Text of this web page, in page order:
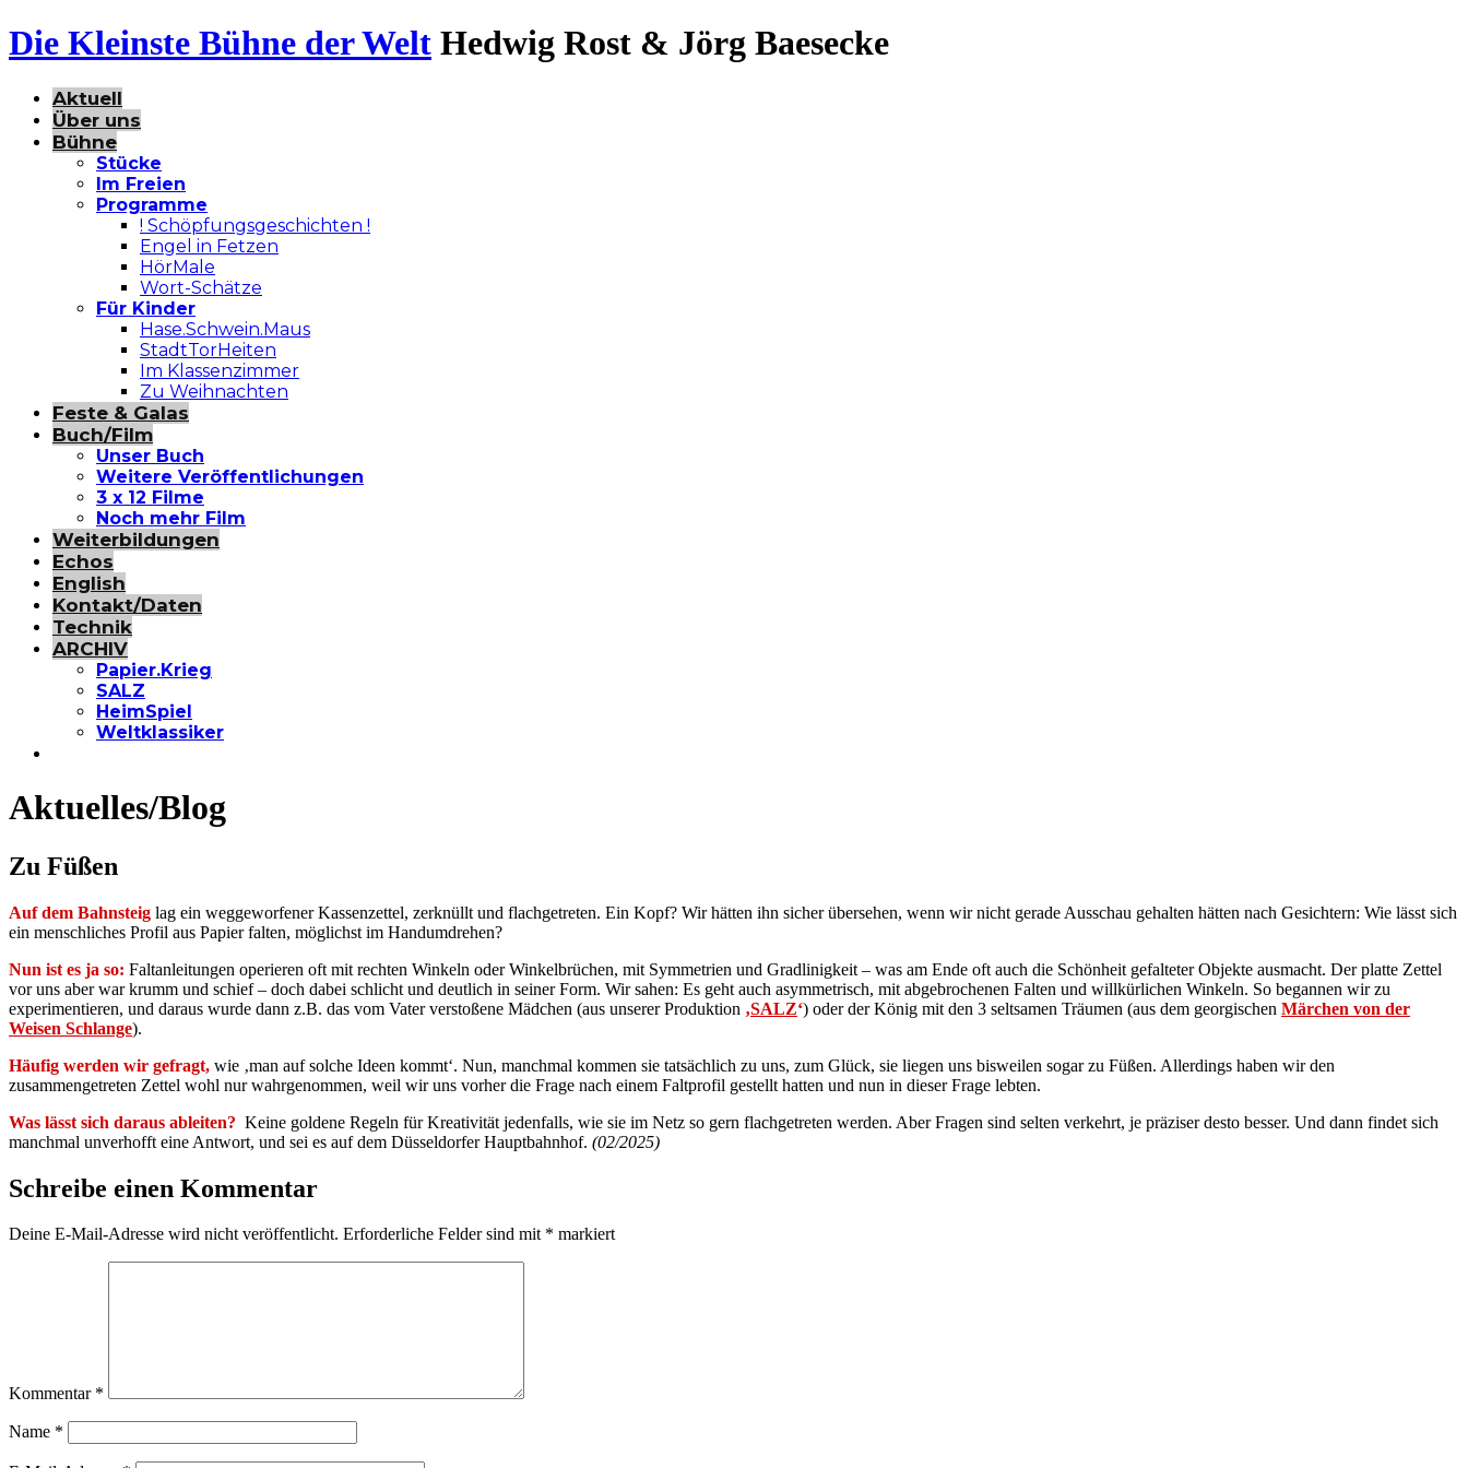
Die Kleinste Bühne der Welt Hedwig Rost & Jörg Baesecke
Aktuell
Über uns
Bühne
Stücke
Im Freien
Programme
! Schöpfungsgeschichten !
Engel in Fetzen
HörMale
Wort-Schätze
Für Kinder
Hase.Schwein.Maus
StadtTorHeiten
Im Klassenzimmer
Zu Weihnachten
Feste & Galas
Buch/Film
Unser Buch
Weitere Veröffentlichungen
3 x 12 Filme
Noch mehr Film
Weiterbildungen
Echos
English
Kontakt/Daten
Technik
ARCHIV
Papier.Krieg
SALZ
HeimSpiel
Weltklassiker
Aktuelles/Blog
Zu Füßen
Auf dem Bahnsteig lag ein weggeworfener Kassenzettel, zerknüllt und flachgetreten. Ein Kopf? Wir hätten ihn sicher übersehen, wenn wir nicht gerade Ausschau gehalten hätten nach Gesichtern: Wie lässt sich
ein menschliches Profil aus Papier falten, möglichst im Handumdrehen?
Nun ist es ja so: Faltanleitungen operieren oft mit rechten Winkeln oder Winkelbrüchen, mit Symmetrien und Gradlinigkeit – was am Ende oft auch die Schönheit gefalteter Objekte ausmacht. Der platte Zettel
vor uns aber war krumm und schief – doch dabei schlicht und deutlich in seiner Form. Wir sahen: Es geht auch asymmetrisch, mit abgebrochenen Falten und willkürlichen Winkeln. So begannen wir zu
experimentieren, und daraus wurde dann z.B. das vom Vater verstoßene Mädchen (aus unserer Produktion ‚SALZ‘) oder der König mit den 3 seltsamen Träumen (aus dem georgischen Märchen von der
Weisen Schlange).
Häufig werden wir gefragt, wie ‚man auf solche Ideen kommt‘. Nun, manchmal kommen sie tatsächlich zu uns, zum Glück, sie liegen uns bisweilen sogar zu Füßen. Allerdings haben wir den
zusammengetreten Zettel wohl nur wahrgenommen, weil wir uns vorher die Frage nach einem Faltprofil gestellt hatten und nun in dieser Frage lebten.
Was lässt sich daraus ableiten? Keine goldene Regeln für Kreativität jedenfalls, wie sie im Netz so gern flachgetreten werden. Aber Fragen sind selten verkehrt, je präziser desto besser. Und dann findet sich
manchmal unverhofft eine Antwort, und sei es auf dem Düsseldorfer Hauptbahnhof. (02/2025)
Schreibe einen Kommentar
Deine E-Mail-Adresse wird nicht veröffentlicht. Erforderliche Felder sind mit * markiert
Kommentar *
Name *